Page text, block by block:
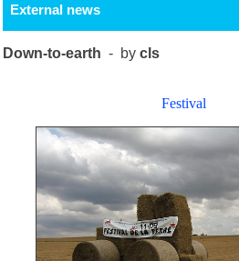
External news
Down-to-earth - bycls
Festival